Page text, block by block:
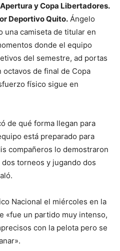
y Copa Libertadores.
Deportivo Quito. Ángelo
una camiseta de titular en
donde el equipo
del semestre, ad portas
de final de Copa
físico sigue en
de qué forma llegan para
está preparado para
compañeros lo demostraron
torneos y jugando dos
Nacional el miércoles en la
«fue un partido muy intenso,
con la pelota pero se